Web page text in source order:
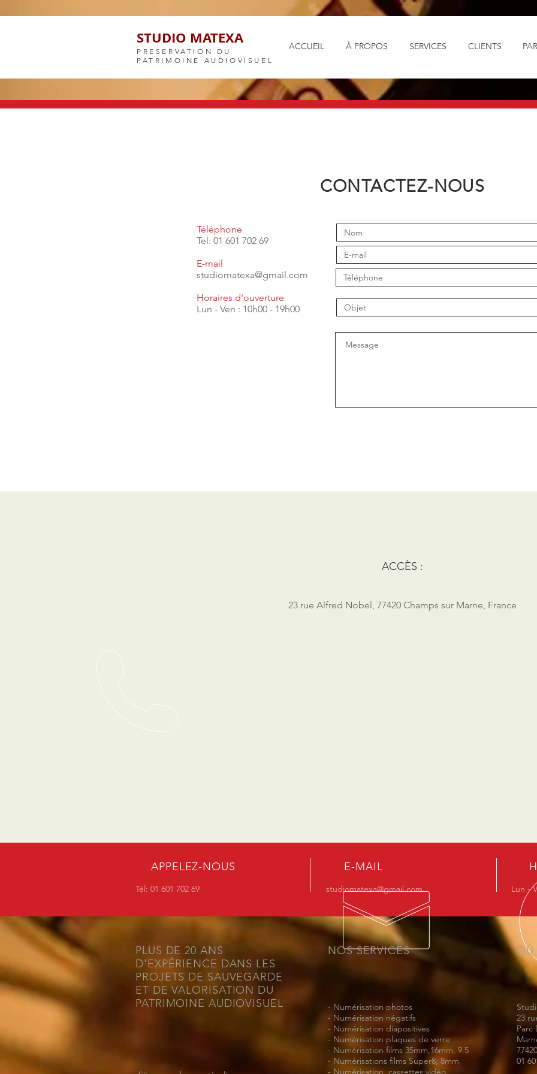
STUDIO MATEXA
PRESERVATION DU
PATRIMOINE AUDIOVISUEL
ACCUEIL À PROPOS SERVICES CLIENTS
CONTACTEZ-NOUS
Téléphone
Tel: 01 601 702 69
E-mail
studiomatexa@gmail.com
Horaires d'ouverture
Lun - Ven : 10h00 - 19h00
ACCÈS :
23 rue Alfred Nobel, 77420 Champs sur Marne, France
APPELEZ-NOUS
Tél: 01 601 702 69
E-MAIL
studiomatexa@gmail.com Lun -
PLUS DE 20 ANS
D'EXPÉRIENCE DANS LES
PROJETS DE SAUVEGARDE
ET DE VALORISATION DU
PATRIMOINE AUDIOVISUEL
NOS SERVICES OÙ
- Numérisation photos
- Numérisation négatifs
- Numérisation diapositives
- Numérisation plaques de verre
- Numérisation films 35mm,16mm, 9.5
- Numérisations films Super8, 8mm
- Numérisation cassettes vidéo
23
Parc
01